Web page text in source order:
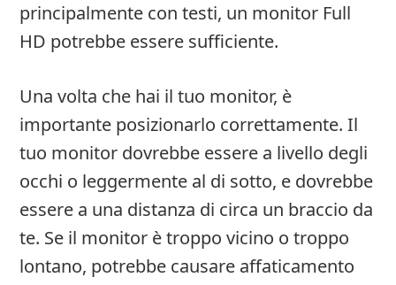
principalmente con testi, un monitor Full
HD potrebbe essere sufficiente.
Una volta che hai il tuo monitor, è
importante posizionarlo correttamente. Il
tuo monitor dovrebbe essere a livello degli
occhi o leggermente al di sotto, e dovrebbe
essere a una distanza di circa un braccio da
te. Se il monitor è troppo vicino o troppo
lontano, potrebbe causare affaticamento